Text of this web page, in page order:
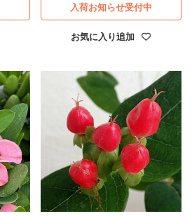
お気に入り追加
入荷お知らせ受付中